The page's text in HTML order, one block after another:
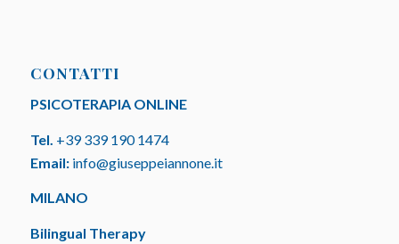
CONTATTI
PSICOTERAPIA ONLINE
Tel. +39 339 190 1474
Email: info@giuseppeiannone.it
MILANO
Bilingual Therapy